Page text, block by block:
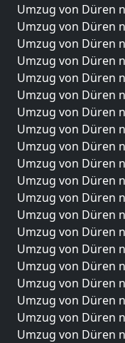
Umzug von Düren
Umzug von Düren
Umzug von Düren
Umzug von Düren
Umzug von Düren
Umzug von Düren
Umzug von Düren
Umzug von Düren
Umzug von Düren
Umzug von Düren
Umzug von Düren
Umzug von Düren
Umzug von Düren
Umzug von Düren
Umzug von Düren
Umzug von Düren
Umzug von Düren
Umzug von Düren
Umzug von Düren
Umzug von Düren